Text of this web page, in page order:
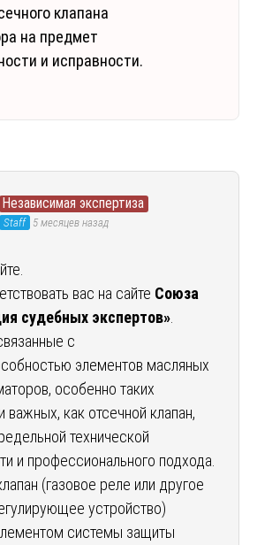
клапана
на предмет
и исправности.
Независимая экспертиза
Staff 5 месяцев назад
вас на сайте Союза
судебных экспертов»
с
элементов масляных
особенно таких
важных, как отсечной клапан,
технической
и профессионального подхода.
(газовое реле или другое
устройство)
системы защиты